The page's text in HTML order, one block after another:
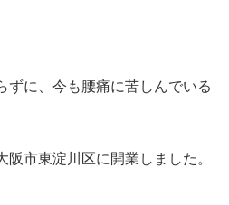
ずに、今も腰痛に苦しんでいる
阪市東淀川区に開業しました。